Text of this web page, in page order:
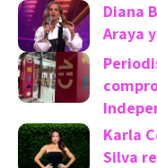
Diana
Araya
Karla
Silva